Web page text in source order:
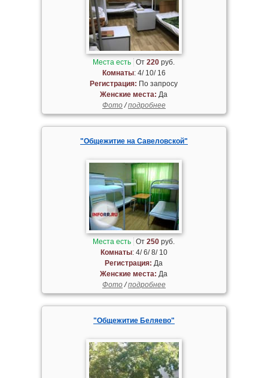
Места есть От220 руб.
Комнаты: 4/ 10/ 16
Регистрация: По запросу
Женские места: Да
Фото/подробнее
"Общежитие на Савеловской"
Места есть От250 руб.
Комнаты: 4/ 6/ 8/ 10
Регистрация: Да
Женские места: Да
Фото/подробнее
"Общежитие Беляево"